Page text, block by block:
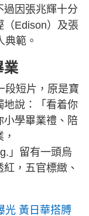
過因張兆輝十分
（Edison）及張
範。
業
段短片，原是寶
地說：「看着你
小學畢業禮、陪
」留有一頭烏
，五官標緻、
光 黃日華搭膊